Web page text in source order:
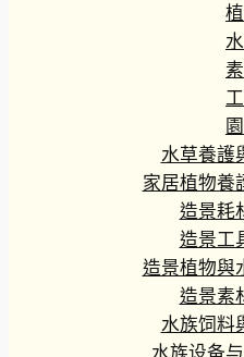
水草養護
家居植物養
造景耗
造景工
造景植物與
造景素
水族饲料
水族设备